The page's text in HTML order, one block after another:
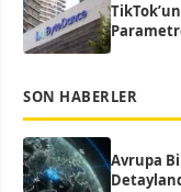
SON HABERLER
Avrupa